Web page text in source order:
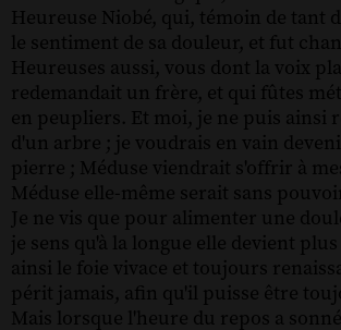
Heureuse Niobé, qui, témoin de tant
le sentiment de sa douleur, et fut
Heureuses aussi, vous dont la voix
redemandait un frère, et qui fûtes
en peupliers. Et moi, je ne puis ainsi
d'un arbre ; je voudrais en vain
pierre ; Méduse viendrait s'offrir à
Méduse elle-même serait sans
Je ne vis que pour alimenter une
je sens qu'à la longue elle devient
ainsi le foie vivace et toujours
périt jamais, afin qu'il puisse être
Mais lorsque l'heure du repos a